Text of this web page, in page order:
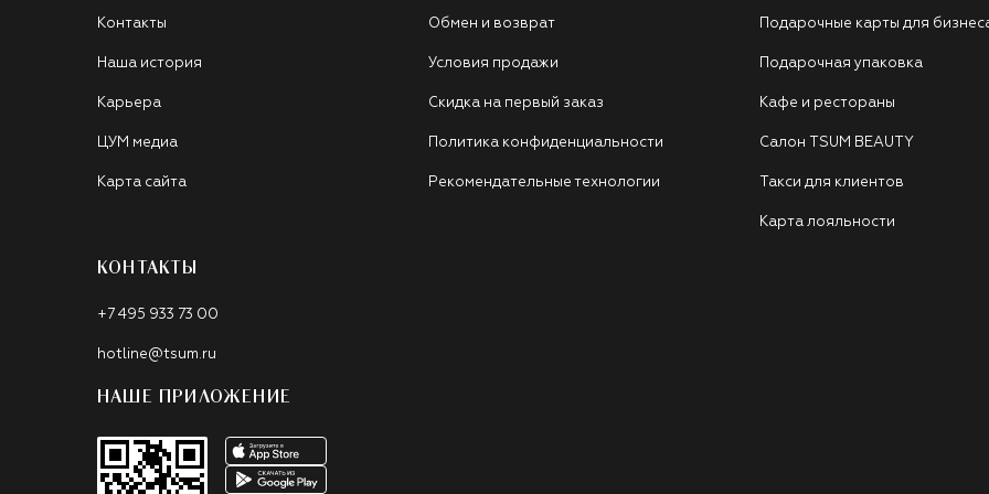
Контакты
Наша история
Карьера
ЦУМ медиа
Карта сайта
Обмен и возврат
Условия продажи
Скидка на первый заказ
Политика конфиденциальности
Рекомендательные технологии
Подарочные карты для
Подарочная упаковка
Кафе и рестораны
Салон TSUM BEAUTY
Такси для клиентов
Карта лояльности
КОНТАКТЫ
+7 495 933 73 00
hotline@tsum.ru
НАШЕ ПРИЛОЖЕНИЕ